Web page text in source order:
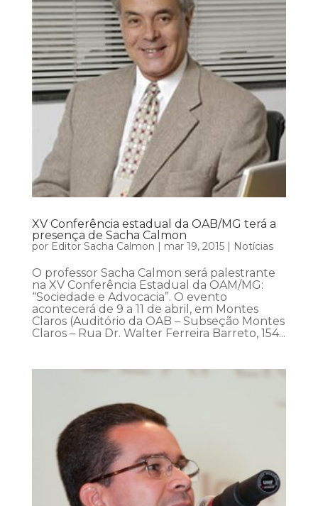
XV Conferência estadual da OAB/MG terá a
presença de Sacha Calmon
por Editor Sacha Calmon | mar 19, 2015| Notícias
O professor Sacha Calmon será palestrante
na XV Conferência Estadual da OAM/MG:
“Sociedade e Advocacia”. O evento
acontecerá de 9 a 11 de abril, em Montes
Claros (Auditório da OAB – Subseção Montes
Claros – Rua Dr. Walter Ferreira Barreto, 154...